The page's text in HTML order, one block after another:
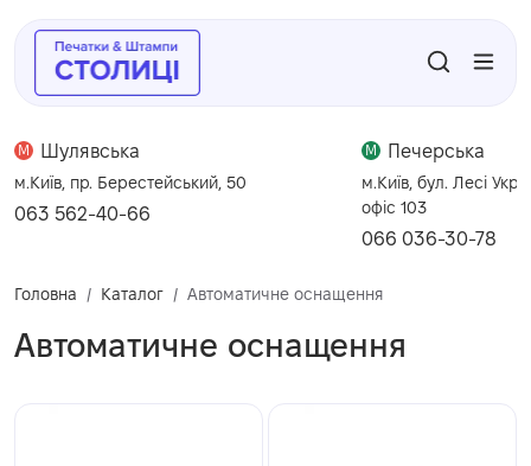
M Шулявська
м.Київ, пр. Берестейський, 50
063 562-40-66
M Печерська
м.Київ, бул. Лесі
офіс 103
066 036-30-78
Головна Каталог Автоматичне оснащення
Автоматичне оснащення